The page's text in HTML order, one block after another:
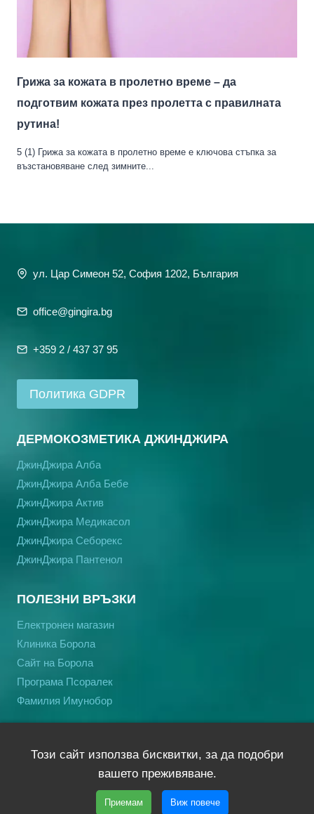
Грижа за кожата в пролетно време – да
подготвим кожата през пролетта с правилната
рутина!
5 (1) Грижа за кожата в пролетно време е ключова стъпка за
възстановяване след зимните...
ул. Цар Симеон 52, София 1202, България
office@gingira.bg
+359 2 / 437 37 95
Политика GDPR
ДЕРМОКОЗМЕТИКА ДЖИНДЖИРА
ДжинДжира Алба
ДжинДжира Алба Бебе
ДжинДжира Актив
ДжинДжира Медикасол
ДжинДжира Себорекс
ДжинДжира Пантенол
ПОЛЕЗНИ ВРЪЗКИ
Електронен магазин
Клиника Борола
Сайт на Борола
Програма Псоралек
Фамилия Имунобор
GinGira®е запазена марка на общността (ЕС) |
Copyright © 2026 gingira.bg | Уеб дизайн и SEO от
Трибест
Този сайт използва бисквитки, за да подобри
вашето преживяване.
Приемам Виж повече